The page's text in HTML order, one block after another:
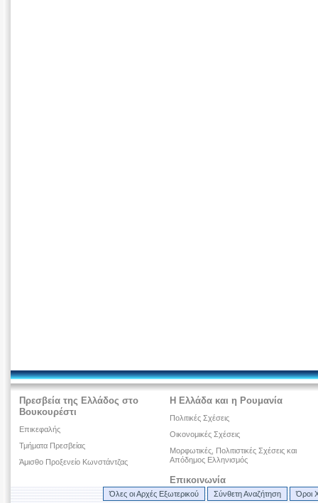
Πρεσβεία της Ελλάδος στο
Βουκουρέστι
Επικεφαλής
Τμήματα Πρεσβείας
Άμισθο Προξενείο Κωνστάντζας
Η Ελλάδα και η Ρουμανία
Πολιτικές Σχέσεις
Οικονομικές Σχέσεις
Μορφωτικές, Πολιτιστικές Σχέσεις και
Απόδημος Ελληνισμός
Επικοινωνία
Όλες οι Αρχές Εξωτερικού Σύνθετη Αναζήτηση Όροι